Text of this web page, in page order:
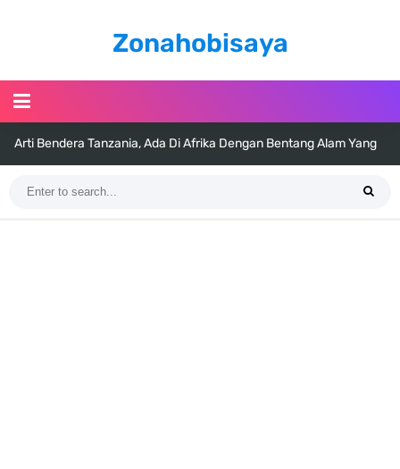
Zonahobisaya
Arti Bendera Tanzania, Ada Di Afrika Dengan Bentang Alam Yang